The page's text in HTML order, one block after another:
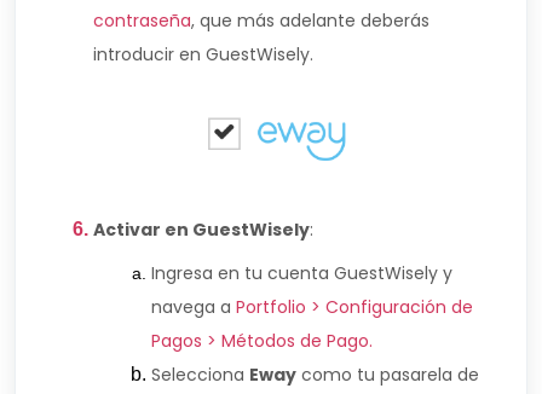
contraseña, que más adelante deberás
introducir en GuestWisely.
Activar en GuestWisely:
Ingresa en tu cuenta GuestWisely y
navega a Portfolio > Configuración de
Pagos > Métodos de Pago.
Selecciona Eway como tu pasarela de